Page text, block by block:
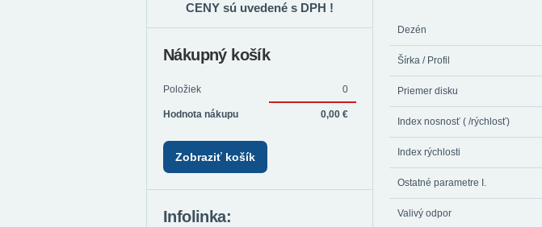
Dezén
Šírka / Profil
Priemer disku
Index nosnosť ( /rýchlosť)
Index rýchlosti
Ostatné parametre I.
Valivý odpor
CENY sú uvedené s DPH !
Nákupný košík
Položiek 0
Hodnota nákupu 0,00 €
Zobraziť košík
Infolinka: